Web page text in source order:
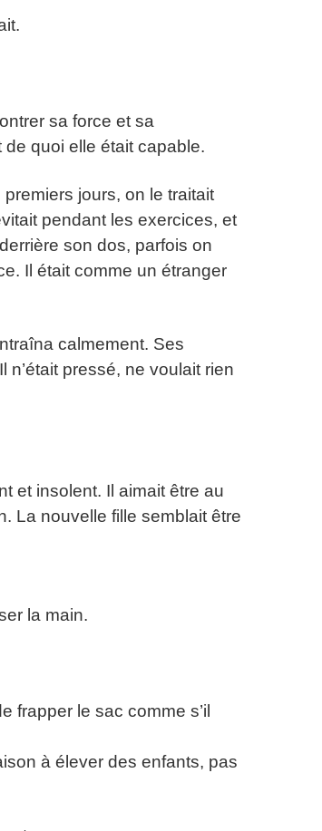
sa force et sa
quoi elle était capable.
premiers jours, on le traitait
pendant les exercices, et
son dos, parfois on
Il était comme un étranger
calmement. Ses
pressé, ne voulait rien
et insolent. Il aimait être au
La nouvelle fille semblait être
la main.
frapper le sac comme s’il
à élever des enfants, pas